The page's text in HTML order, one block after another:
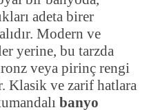
adeta birer
Modern ve
yerine, bu tarzda
veya pirinç rengi
Klasik ve zarif hatlara
banyo